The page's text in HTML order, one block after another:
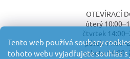
Tento web používá soubory
tohoto webu vyjadřujete souhlas
OTEVÍRACÍ
úterý
čtvrtek
pátek
sobota